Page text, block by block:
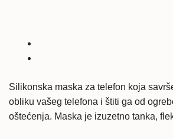
-
plava
količina
Silikonska maska za telefon koja
obliku vašeg telefona i štiti ga od
oštećenja. Maska je izuzetno tanka,